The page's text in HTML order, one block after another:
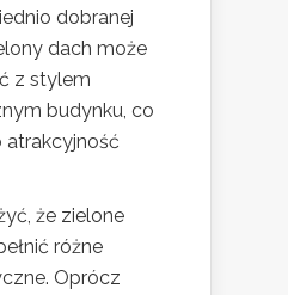
dobranej
dach może
z stylem
budynku, co
atrakcyjność
że zielone
różne
Oprócz